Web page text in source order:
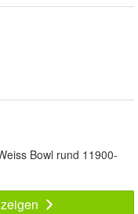
Bowl rund 11900-